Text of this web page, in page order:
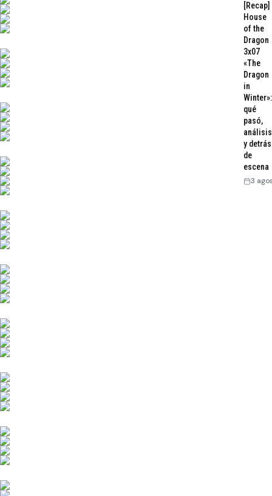
[Recap]
House
of the
Dragon
3x07
«The
Dragon
in
Winter»:
qué
pasó,
análisis
y detrás
de
escena
3